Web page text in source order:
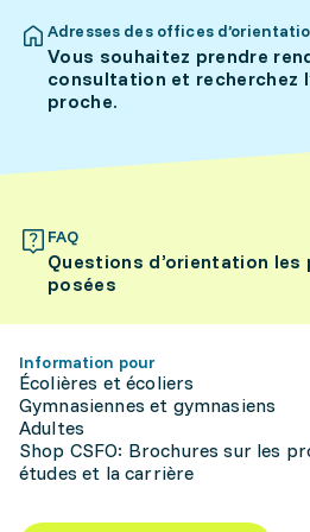
Adresses des offices
Vous souhaitez prendre
consultation et recherchez
proche.
FAQ
Questions d’orientation
posées
Information pour
Écolières et écoliers
Gymnasiennes et gymnasiens
Adultes
Shop CSFO: Brochures sur les
études et la carrière